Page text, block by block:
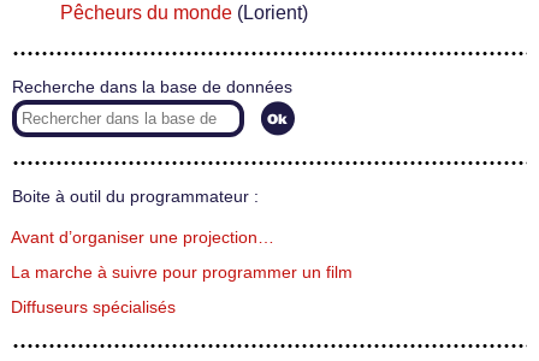
Pêcheurs du monde (Lorient)
Recherche dans la base de données
Boite à outil du programmateur :
Avant d’organiser une projection…
La marche à suivre pour programmer un film
Diffuseurs spécialisés